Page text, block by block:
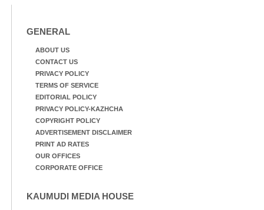
GENERAL
ABOUT US
CONTACT US
PRIVACY POLICY
TERMS OF SERVICE
EDITORIAL POLICY
PRIVACY POLICY-KAZHCHA
COPYRIGHT POLICY
ADVERTISEMENT DISCLAIMER
PRINT AD RATES
OUR OFFICES
CORPORATE OFFICE
KAUMUDI MEDIA HOUSE